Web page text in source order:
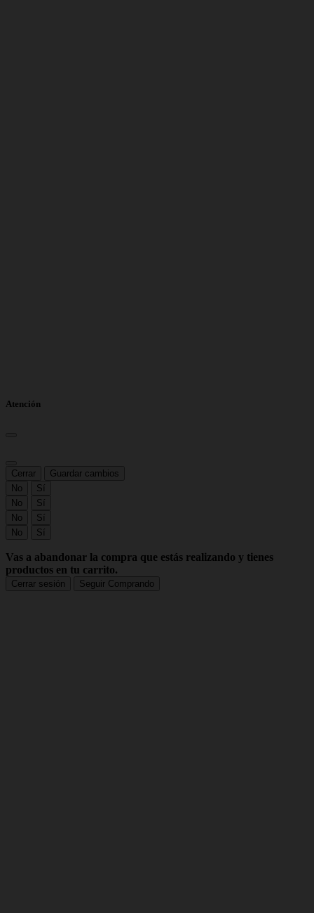
Atención
Cerrar
Guardar cambios
No
Sí
No
Sí
No
Sí
No
Sí
Vas a abandonar la compra que estás realizando y tienes
productos en tu carrito.
Cerrar sesión Seguir Comprando